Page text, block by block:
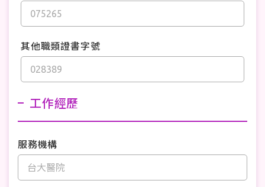
其他職類證書字號
工作經歷
服務機構